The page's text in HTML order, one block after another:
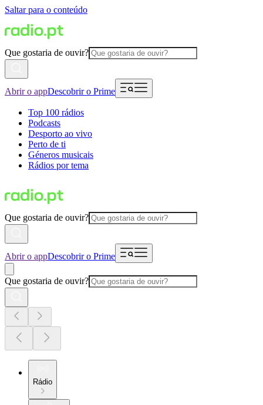
Saltar para o conteúdo
Que gostaria de ouvir?
Abrir o appDescobrir o Prime
Top 100 rádios
Podcasts
Desporto ao vivo
Perto de ti
Géneros musicais
Rádios por tema
Que gostaria de ouvir?
Abrir o appDescobrir o Prime
Que gostaria de ouvir?
Rádio